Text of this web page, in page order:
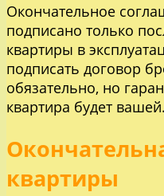
Окончательное
подписано только
квартиры в
подписать договор
обязательно, но
квартира будет вашей.
квартиры